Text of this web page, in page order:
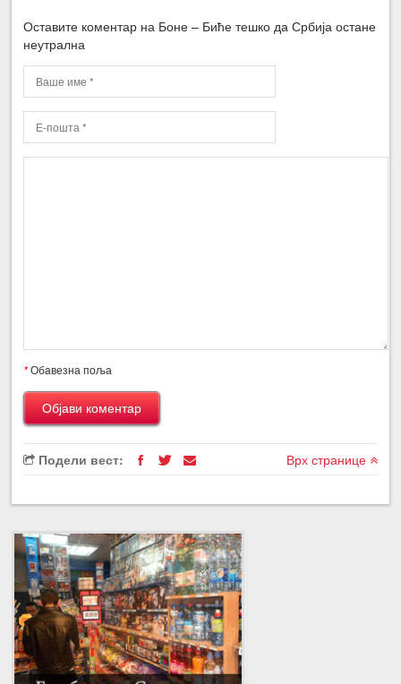
Оставите коментар на Боне – Биће тешко да Србија остане
неутрална
*Обавезна поља
Подели вест: Врх странице